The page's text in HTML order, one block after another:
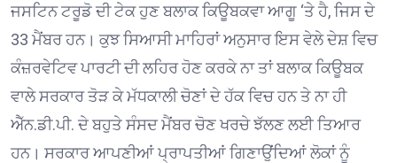
ਜਸਟਿਨ ਟਰੂਡੋ ਦੀ ਟੇਕ ਹੁਣ ਬਲਾਕ ਕਿਊਬਕਵਾ ਆਗੂ ‘ਤੇ ਹੈ, ਜਿਸ ਦੇ
33 ਮੈਂਬਰ ਹਨ। ਕੁਝ ਸਿਆਸੀ ਮਾਹਿਰਾਂ ਅਨੁਸਾਰ ਇਸ ਵੇਲੇ ਦੇਸ਼ ਵਿਚ
ਕੰਜ਼ਰਵੇਟਿਵ ਪਾਰਟੀ ਦੀ ਲਹਿਰ ਹੋਣ ਕਰਕੇ ਨਾ ਤਾਂ ਬਲਾਕ ਕਿਊਬਕ
ਵਾਲੇ ਸਰਕਾਰ ਤੋੜ ਕੇ ਮੱਧਕਾਲੀ ਚੋਣਾਂ ਦੇ ਹੱਕ ਵਿਚ ਹਨ ਤੇ ਨਾ ਹੀ
ਐੱਨ.ਡੀ.ਪੀ. ਦੇ ਬਹੁਤੇ ਸੰਸਦ ਮੈਂਬਰ ਚੋਣ ਖਰਚੇ ਝੱਲਣ ਲਈ ਤਿਆਰ
ਹਨ। ਸਰਕਾਰ ਆਪਣੀਆਂ ਪ੍ਰਾਪਤੀਆਂ ਗਿਣਾਉਂਦਿਆਂ ਲੋਕਾਂ ਨੂੰ